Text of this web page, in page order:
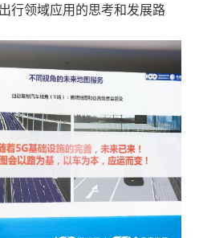
行领域应用的思考和发展路